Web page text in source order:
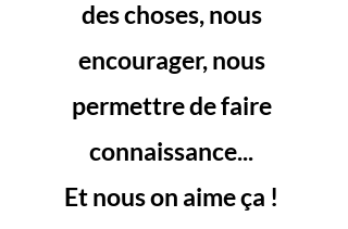
des choses, nous
encourager, nous
permettre de faire
connaissance...
Et nous on aime ça !